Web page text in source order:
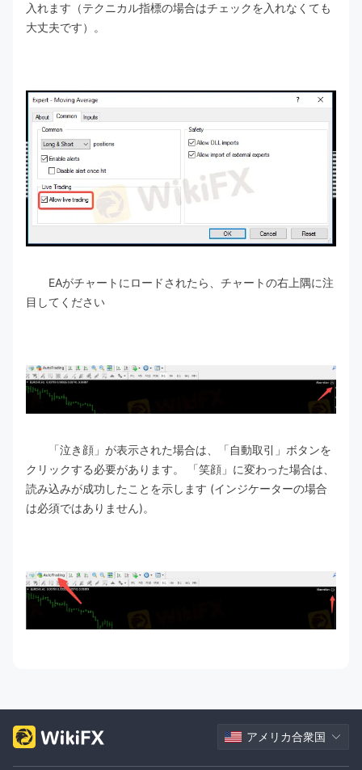
入れます（テクニカル指標の場合はチェックを入れなくても
大丈夫です）。
EAがチャートにロードされたら、チャートの右上隅に注
目してください
「泣き顔」が表示された場合は、「自動取引」ボタンを
クリックする必要があります。 「笑顔」に変わった場合は、
読み込みが成功したことを示します (インジケーターの場合
は必須ではありません)。
アメリカ合衆国